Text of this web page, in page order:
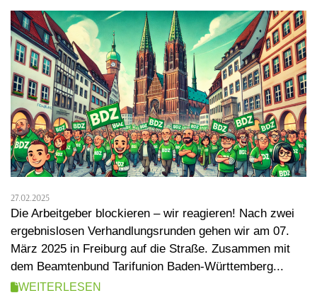
27.02.2025
Die Arbeitgeber blockieren – wir reagieren! Nach zwei
ergebnislosen Verhandlungsrunden gehen wir am 07.
März 2025 in Freiburg auf die Straße. Zusammen mit
dem Beamtenbund Tarifunion Baden-Württemberg...
WEITERLESEN